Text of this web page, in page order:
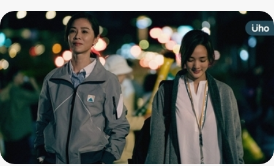
醫師回應，受害者不說有很多原因，建議多了解受害者的心理狀
態，鼓勵他們在安全狀態下尋求協助，包括心理健康和司法援助。